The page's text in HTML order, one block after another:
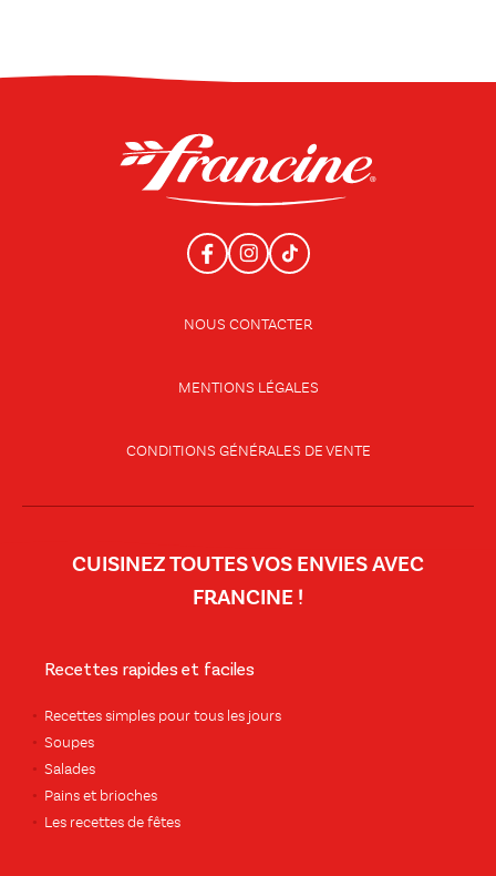
NOUS CONTACTER
MENTIONS LÉGALES
CONDITIONS GÉNÉRALES DE VENTE
CUISINEZ TOUTES VOS ENVIES AVEC
FRANCINE !
Recettes rapides et faciles
Recettes simples pour tous les jours
Soupes
Salades
Pains et brioches
Les recettes de fêtes